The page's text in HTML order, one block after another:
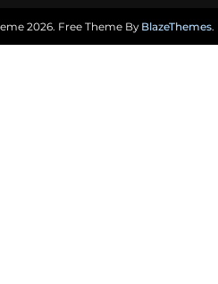
2026. Free Theme By BlazeThemes.